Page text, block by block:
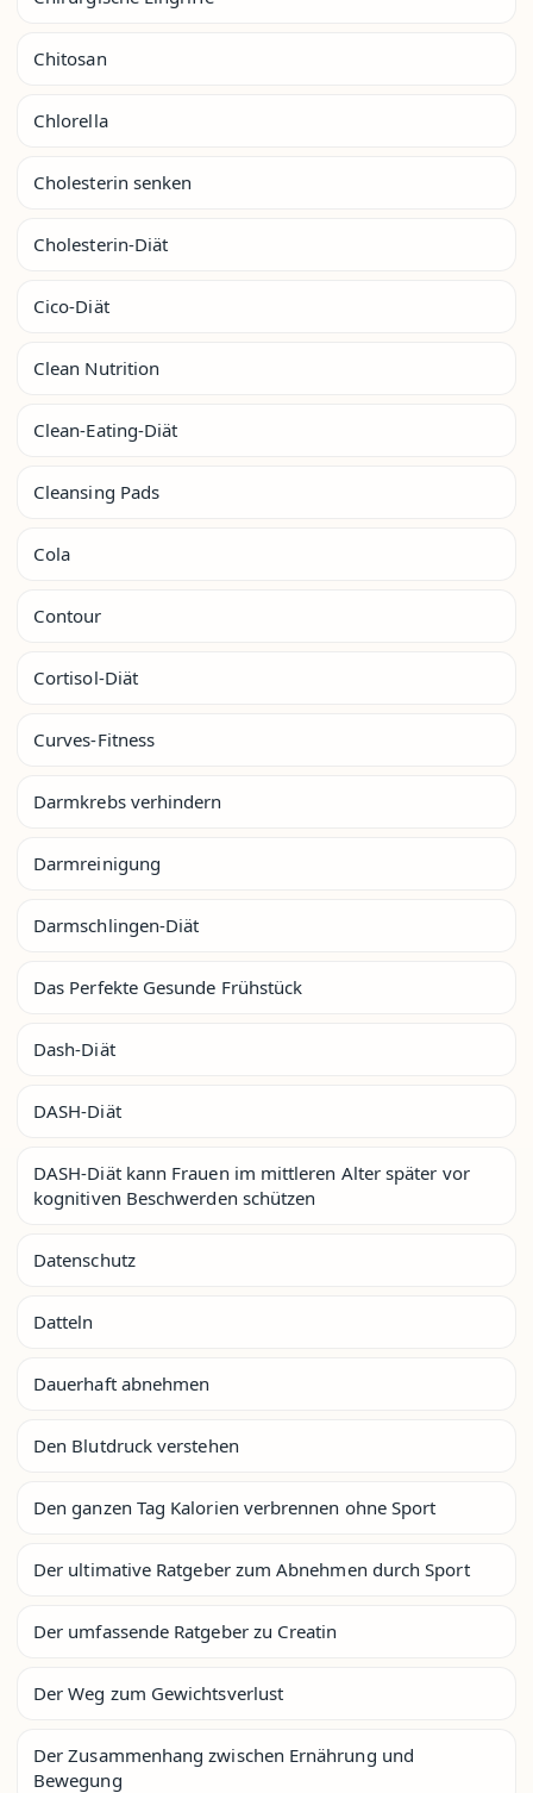
Chitosan
Chlorella
Cholesterin senken
Cholesterin-Diät
Cico-Diät
Clean Nutrition
Clean-Eating-Diät
Cleansing Pads
Cola
Contour
Cortisol-Diät
Curves-Fitness
Darmkrebs verhindern
Darmreinigung
Darmschlingen-Diät
Das Perfekte Gesunde Frühstück
Dash-Diät
DASH-Diät
DASH-Diät kann Frauen im mittleren Alter später vor
kognitiven Beschwerden schützen
Datenschutz
Datteln
Dauerhaft abnehmen
Den Blutdruck verstehen
Den ganzen Tag Kalorien verbrennen ohne Sport
Der ultimative Ratgeber zum Abnehmen durch Sport
Der umfassende Ratgeber zu Creatin
Der Weg zum Gewichtsverlust
Der Zusammenhang zwischen Ernährung und
Bewegung